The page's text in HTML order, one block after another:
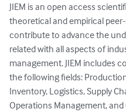
JIEM is an open access
theoretical and empirical
contribute to advance the
related with all aspects of
management. JIEM includes
the following fields:
Inventory, Logistics, Supply
Operations Management,